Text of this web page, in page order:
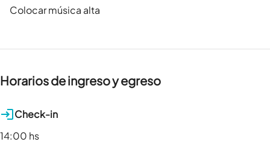
Colocar música alta
Horarios de ingreso y egreso
Check-in
14:00 hs